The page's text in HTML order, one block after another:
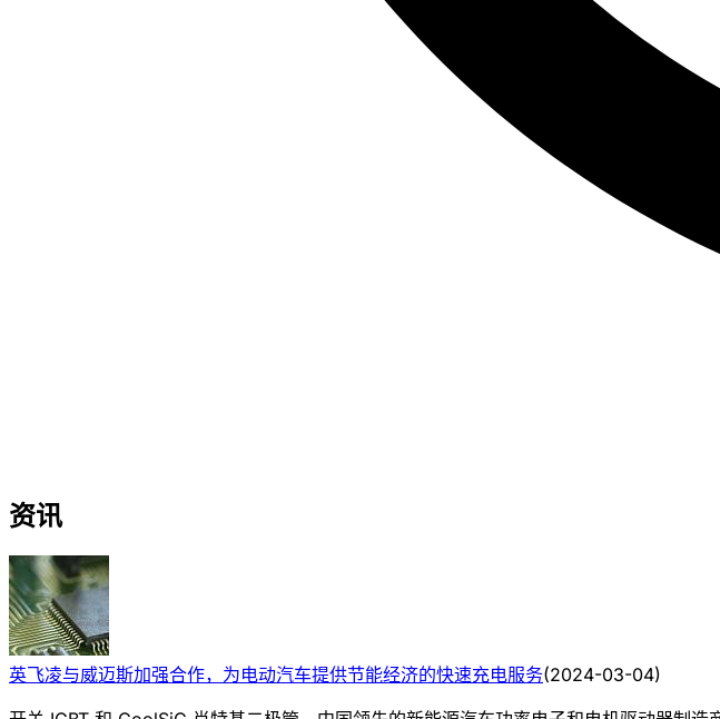
资讯
英飞凌与威迈斯加强合作，为电动汽车提供节能经济的快速充电服务(2024-03-04)